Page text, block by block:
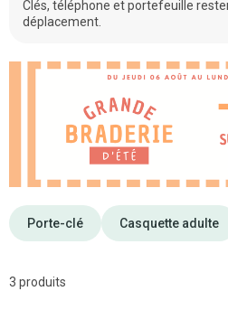
Clés, téléphone et portefeuille
déplacement.
Porte-clé Casquette adulte
3 produits